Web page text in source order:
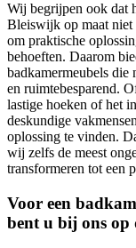
Wij begrijpen ook dat
Bleiswijk op maat niet
om praktische
behoeften. Daarom
badkamermeubels
en ruimtebesparend.
lastige hoeken of het
deskundige
oplossing te vinden.
wij zelfs de meest
transformeren tot een
Voor een
bent u bij ons op